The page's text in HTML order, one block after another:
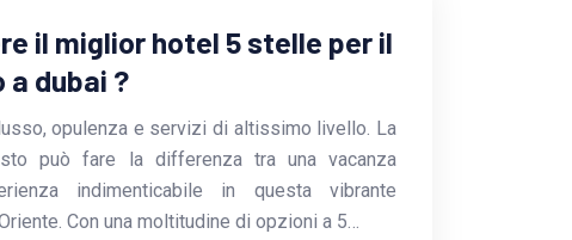
il miglior hotel 5 stelle per il
a dubai ?
opulenza e servizi di altissimo livello. La
può fare la differenza tra una vacanza
indimenticabile in questa vibrante
Con una moltitudine di opzioni a 5…